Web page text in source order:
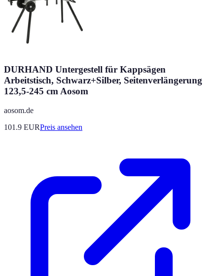
DURHAND Untergestell für Kappsägen
Arbeitstisch, Schwarz+Silber, Seitenverlängerung
123,5-245 cm Aosom
aosom.de
101.9 EURPreis ansehen